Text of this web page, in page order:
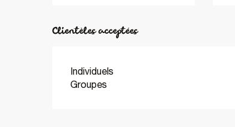
Clientèles acceptées
Individuels
Groupes